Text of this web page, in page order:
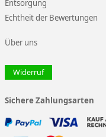
Entsorgung
Echtheit der Bewertungen
Über uns
Widerruf
Sichere Zahlungsarten